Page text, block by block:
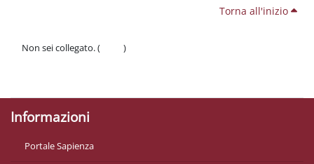
Torna all'inizio
Non sei collegato. (
)
Informazioni
Portale Sapienza